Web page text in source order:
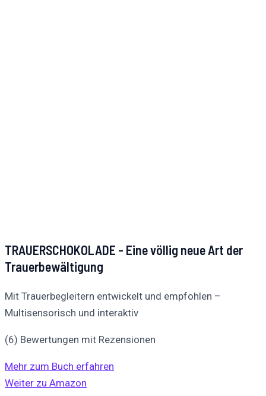
TRAUERSCHOKOLADE - Eine völlig neue Art der
Trauerbewältigung
Mit Trauerbegleitern entwickelt und empfohlen –
Multisensorisch und interaktiv
(6) Bewertungen mit Rezensionen
Mehr zum Buch erfahren
Weiter zu Amazon